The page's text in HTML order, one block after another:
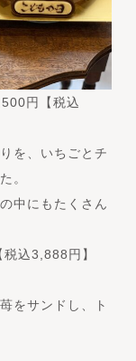
円【税込
を、いちごとチ
。
中にもたくさん
込3,888円】
をサンドし、ト